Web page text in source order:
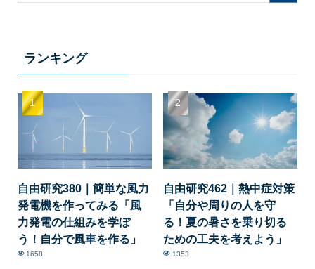
ランキング
自由研究380｜簡単な風力
発電機を作ってみる「風
力発電の仕組みを学ぼ
う！自分で風車を作る」
1658
自由研究462｜熱中症対策
「自分や周りの人を守
る！夏の暑さを乗り切る
ための工夫を考えよう」
1353